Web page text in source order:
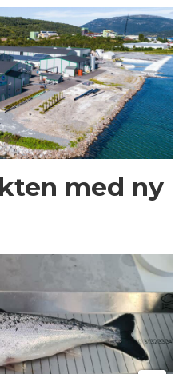
med ny